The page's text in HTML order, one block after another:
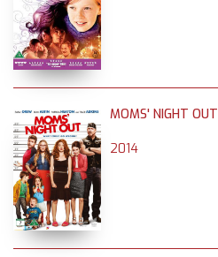
MOMS' NIGHT OUT
2014